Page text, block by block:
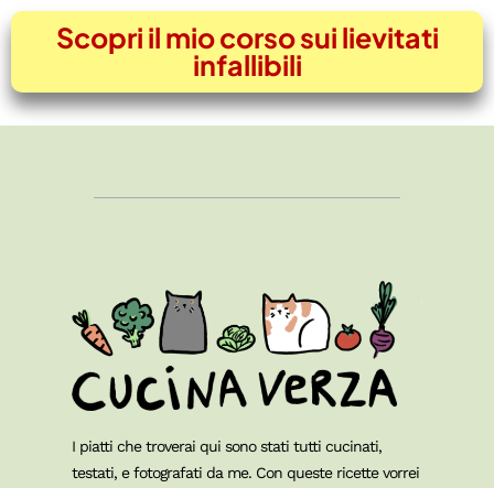
Scopri il mio corso sui lievitati
infallibili
I piatti che troverai qui sono stati tutti cucinati,
testati, e fotografati da me. Con queste ricette vorrei